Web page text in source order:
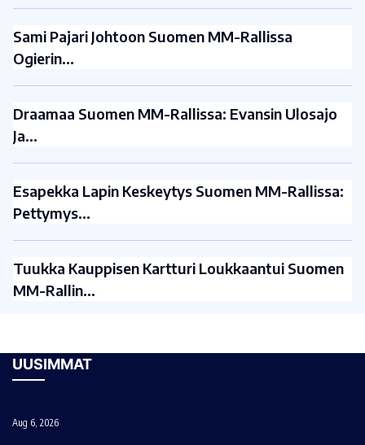
Sami Pajari Johtoon Suomen MM-Rallissa
Ogierin…
Draamaa Suomen MM-Rallissa: Evansin Ulosajo
Ja…
Esapekka Lapin Keskeytys Suomen MM-Rallissa:
Pettymys…
Tuukka Kauppisen Kartturi Loukkaantui Suomen
MM-Rallin…
UUSIMMAT
Aug 6, 2026